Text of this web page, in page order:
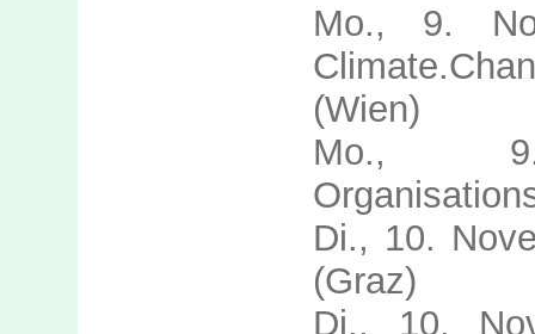
Mo., 9.
(Wien)
Mo.,
Di., 10.
(Graz)
Di., 10.